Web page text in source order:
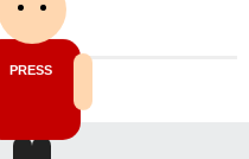
PRESS
Grup